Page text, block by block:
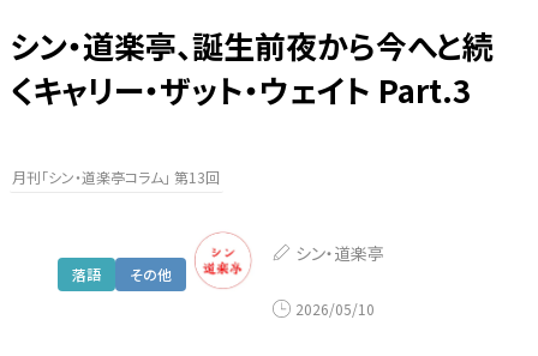
シン・道楽亭、誕生前夜から今へと続
くキャリー・ザット・ウェイト Part.3
月刊「シン・道楽亭コラム」 第13回
落語 その他
シン・道楽亭
2026/05/10